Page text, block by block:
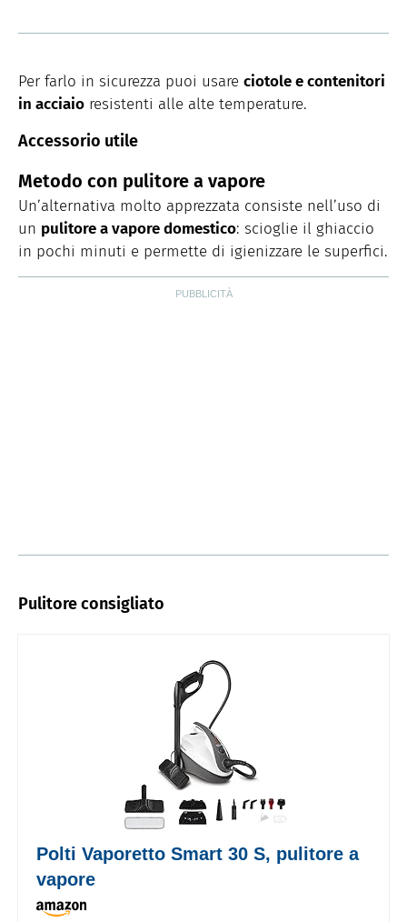
Per farlo in sicurezza puoi usare ciotole e contenitori
in acciaio resistenti alle alte temperature.
Accessorio utile
Metodo con pulitore a vapore
Un’alternativa molto apprezzata consiste nell’uso di
un pulitore a vapore domestico: scioglie il ghiaccio
in pochi minuti e permette di igienizzare le superfici.
Pulitore consigliato
Polti Vaporetto Smart 30 S, pulitore a
vapore